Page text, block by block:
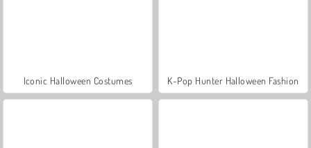
Iconic Halloween Costumes K-Pop Hunter Halloween Fashion